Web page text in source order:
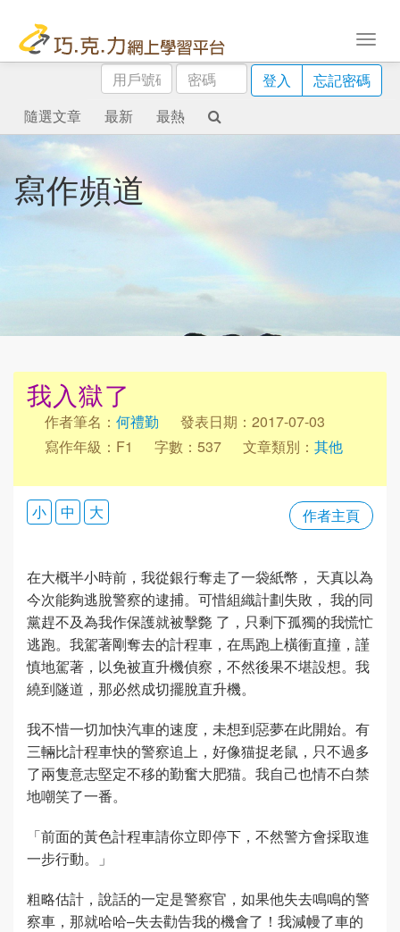
用
戶
號
碼
密
碼
登入
忘記密碼
隨選文章
最新 最熱
寫作頻道
我入獄了
作者筆名： 何禮勤
發表日期：2017-07-03
寫作年級：F1
字數：537 文章類別： 其他
作者主頁
小 中 大
在大概半小時前，我從銀行奪走了一袋紙幣， 天真以為
今次能夠逃脫警察的逮捕。可惜組織計劃失敗， 我的同
黨趕不及為我作保護就被擊斃 了，只剩下孤獨的我慌忙
逃跑。我駕著剛奪去的計程車，在馬跑上橫衝直撞，謹
慎地駕著，以免被直升機偵察，不然後果不堪設想。我
繞到隧道，那必然成切擺脫直升機。
我不惜一切加快汽車的速度，未想到惡夢在此開始。有
三輛比計程車快的警察追上，好像猫捉老鼠，只不過多
了兩隻意志堅定不移的勤奮大肥猫。我自己也情不白禁
地嘲笑了一番。
「前面的黃色計程車請你立即停下，不然警方會採取進
一步行動。」
粗略估計，說話的一定是警察官，如果他失去鳴鳴的警
察車，那就哈哈–失去勸告我的機會了！我減幔了車的